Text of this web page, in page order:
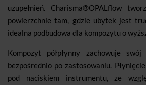
uzupełnień. Charisma®OPALflow
powierzchnie tam, gdzie ubytek jest
idealna podbudowa dla kompozytu o
Kompozyt półpłynny zachowuje
bezpośrednio po zastosowaniu.
pod naciskiem instrumentu, ze